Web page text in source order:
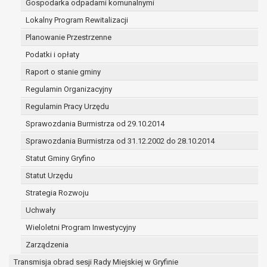
Gospodarka odpadami komunalnymi
Lokalny Program Rewitalizacji
Planowanie Przestrzenne
Podatki i opłaty
Raport o stanie gminy
Regulamin Organizacyjny
Regulamin Pracy Urzędu
Sprawozdania Burmistrza od 29.10.2014
Sprawozdania Burmistrza od 31.12.2002 do 28.10.2014
Statut Gminy Gryfino
Statut Urzędu
Strategia Rozwoju
Uchwały
Wieloletni Program Inwestycyjny
Zarządzenia
Transmisja obrad sesji Rady Miejskiej w Gryfinie
ochrony żywotnych interesów osoby, której dane
dotyczą, lub innej osoby fizycznej;
wykonania zadania realizowanego w interesie
publicznym lub w ramach sprawowania władzy
publicznej powierzonej administratorowi;
w pozostałych przypadkach dane osobowe
przetwarzane są wyłącznie na podstawie
wcześniej udzielonej zgody w zakresie i celu
określonym w treści zgody.
W związku z przetwarzaniem danych w celu
wskazanym w pkt. 3, dane osobowe mogą być
udostępniane innym upoważnionym odbiorcom lub
kategoriom odbiorców danych osobowych. Odbiorcami
mogą być:
podmioty, które przetwarzają dane osobowe w
imieniu administratora na podstawie zawartej z
nim umowy powierzenia przetwarzania danych
osobowych;
osobowych na podstawie odpowiednich